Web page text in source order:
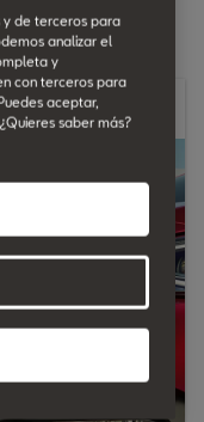
y de terceros para
analizar el
y
con terceros para
aceptar,
saber más?